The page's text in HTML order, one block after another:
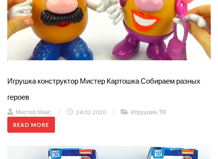
Игрушка конструктор Мистер Картошка Собираем разных
героев
Мистер Макс / 24.02.2020 / Игрушкин ТВ
READ MORE